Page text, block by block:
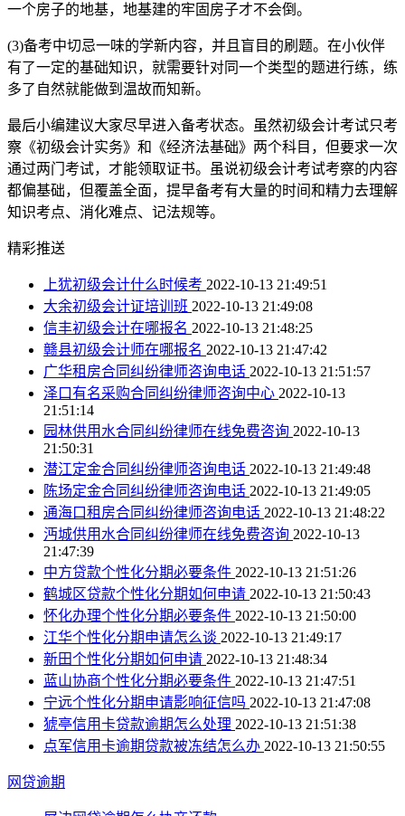
一个房子的地基，地基建的牢固房子才不会倒。
(3)备考中切忌一味的学新内容，并且盲目的刷题。在小伙伴
有了一定的基础知识，就需要针对同一个类型的题进行练，练
多了自然就能做到温故而知新。
最后小编建议大家尽早进入备考状态。虽然初级会计考试只考
察《初级会计实务》和《经济法基础》两个科目，但要求一次
通过两门考试，才能领取证书。虽说初级会计考试考察的内容
都偏基础，但覆盖全面，提早备考有大量的时间和精力去理解
知识考点、消化难点、记法规等。
精彩推送
上犹初级会计什么时候考 2022-10-13 21:49:51
大余初级会计证培训班 2022-10-13 21:49:08
信丰初级会计在哪报名 2022-10-13 21:48:25
赣县初级会计师在哪报名 2022-10-13 21:47:42
广华租房合同纠纷律师咨询电话 2022-10-13 21:51:57
泽口有名采购合同纠纷律师咨询中心 2022-10-13
21:51:14
园林供用水合同纠纷律师在线免费咨询 2022-10-13
21:50:31
潜江定金合同纠纷律师咨询电话 2022-10-13 21:49:48
陈场定金合同纠纷律师咨询电话 2022-10-13 21:49:05
通海口租房合同纠纷律师咨询电话 2022-10-13 21:48:22
沔城供用水合同纠纷律师在线免费咨询 2022-10-13
21:47:39
中方贷款个性化分期必要条件 2022-10-13 21:51:26
鹤城区贷款个性化分期如何申请 2022-10-13 21:50:43
怀化办理个性化分期必要条件 2022-10-13 21:50:00
江华个性化分期申请怎么谈 2022-10-13 21:49:17
新田个性化分期如何申请 2022-10-13 21:48:34
蓝山协商个性化分期必要条件 2022-10-13 21:47:51
宁远个性化分期申请影响征信吗 2022-10-13 21:47:08
猇亭信用卡贷款逾期怎么处理 2022-10-13 21:51:38
点军信用卡逾期贷款被冻结怎么办 2022-10-13 21:50:55
网贷逾期